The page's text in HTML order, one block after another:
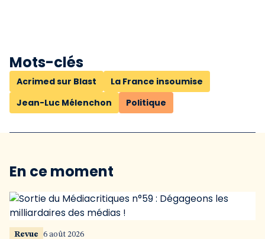
Mots-clés
Acrimed sur Blast
La France insoumise
Jean-Luc Mélenchon
Politique
En ce moment
Revue 6 août 2026